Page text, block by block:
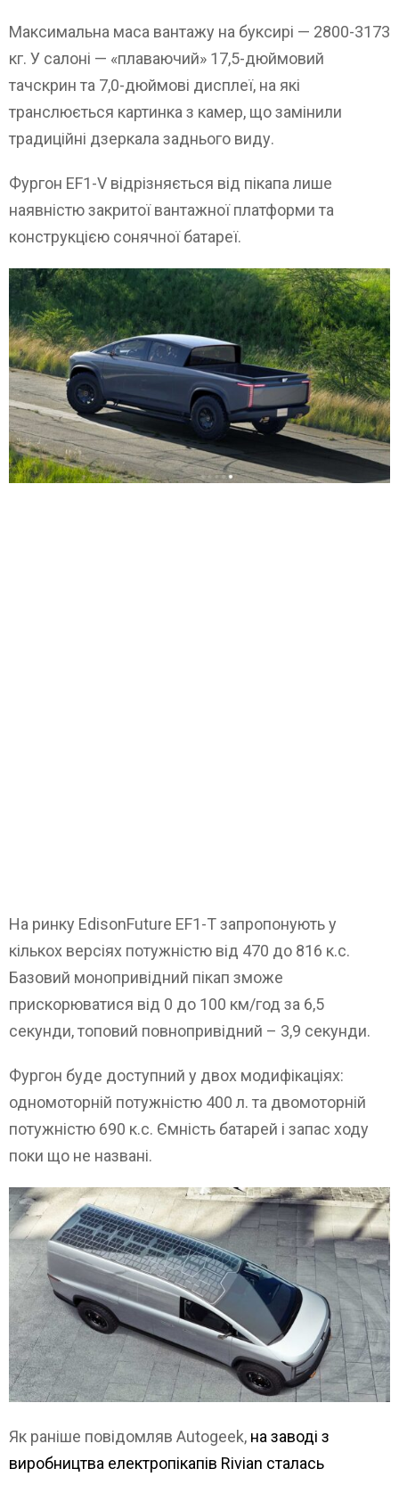
Максимальна маса вантажу на буксирі — 2800-3173
кг. У салоні — «плаваючий» 17,5-дюймовий
тачскрин та 7,0-дюймові дисплеї, на які
транслюється картинка з камер, що замінили
традиційні дзеркала заднього виду.
Фургон EF1-V відрізняється від пікапа лише
наявністю закритої вантажної платформи та
конструкцією сонячної батареї.
На ринку EdisonFuture EF1-T запропонують у
кількох версіях потужністю від 470 до 816 к.с.
Базовий монопривідний пікап зможе
прискорюватися від 0 до 100 км/год за 6,5
секунди, топовий повнопривідний – 3,9 секунди.
Фургон буде доступний у двох модифікаціях:
одномоторній потужністю 400 л. та двомоторній
потужністю 690 к.с. Ємність батарей і запас ходу
поки що не названі.
Як раніше повідомляв Autogeek, на заводі з
виробництва електропікапів Rivian сталась